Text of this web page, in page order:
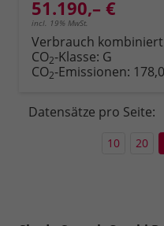
51.190,– €
incl. 19% MwSt.
Verbrauch
CO2-Klasse: G
CO2-Emissionen:
Datensätze pro Seite:
10 20